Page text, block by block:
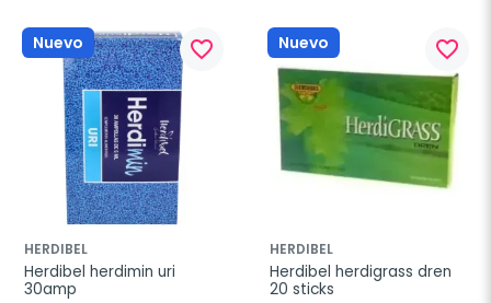
Nuevo favorite_border
HERDIBEL
Herdibel herdimin uri
30amp
Nuevo favorite_border
HERDIBEL
Herdibel herdigrass dren
20 sticks